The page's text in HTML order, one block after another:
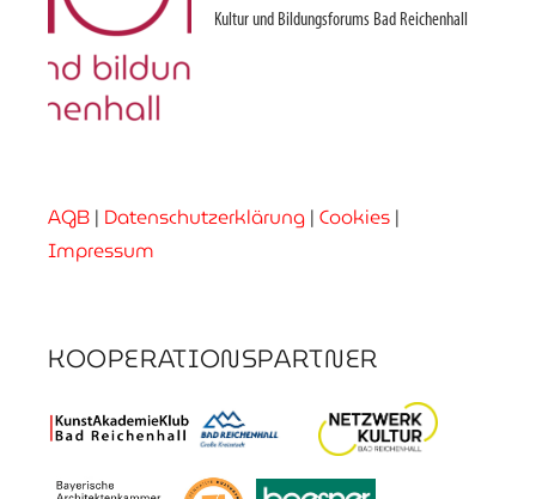
Kultur und Bildungsforums Bad Reichenhall
AGB | Datenschutzerklärung | Cookies |
Impressum
KOOPERATIONSPARTNER